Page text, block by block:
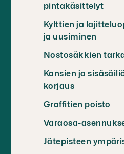
pintakäsittelyt
Kylttien ja
ja uusiminen
Nostosäkkien
Kansien ja
korjaus
Graffitien poisto
Varaosa-
Jätepisteen